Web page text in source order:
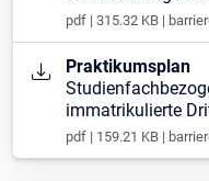
pdf | 315.32 KB |
Öffnet in neuem Tab
Praktikumsplan
immatrikulierte
pdf | 159.21 KB |